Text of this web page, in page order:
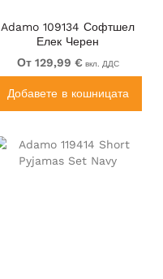
Adamo 109134 Софтшел
Елек Черен
От 129,99 € вкл. ДДС
Добавете в кошницата